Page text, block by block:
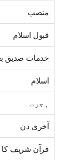
منصب
قبول اسلام
خدمات صدیق
اسلام
ہجرت
آخری دن
قرآن شریف کا